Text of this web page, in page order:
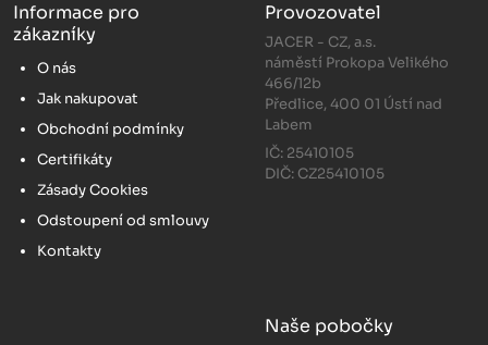
Informace pro
zákazníky
O nás
Jak nakupovat
Obchodní podmínky
Certifikáty
Zásady Cookies
Odstoupení od smlouvy
Kontakty
Provozovatel
JACER - CZ, a.s.
náměstí Prokopa Velikého
466/12b
Předlice, 400 01 Ústí nad
Labem
IČ: 25410105
DIČ: CZ25410105
Naše pobočky